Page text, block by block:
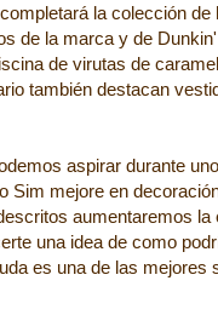
la colección
de la marca y de
de virutas de
también destacan
aspirar durante
Sim mejore en
aumentaremos la
una idea de como
es una de las mejores